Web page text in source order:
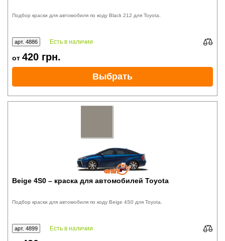
Подбор краски для автомобиля по коду Black 212 для Toyota.
арт. 4886 Есть в наличии
от 420 грн.
Выбрать
Beige 4S0 – краска для автомобилей Toyota
Подбор краски для автомобиля по коду Beige 4S0 для Toyota.
арт. 4899 Есть в наличии